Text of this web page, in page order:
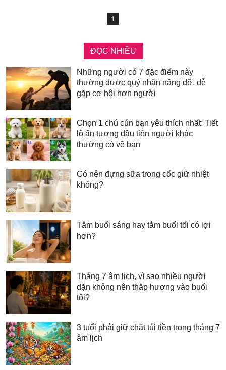
1
ĐỌC NHIỀU
Những người có 7 đặc điểm này
thường được quý nhân nâng đỡ, dễ
gặp cơ hội hơn người
Chọn 1 chú cún bạn yêu thích nhất: Tiết
lộ ấn tượng đầu tiên người khác
thường có về bạn
Có nên đựng sữa trong cốc giữ nhiệt
không?
Tắm buổi sáng hay tắm buổi tối có lợi
hơn?
Tháng 7 âm lịch, vì sao nhiều người
dặn không nên thắp hương vào buổi
tối?
3 tuổi phải giữ chặt túi tiền trong tháng 7
âm lịch